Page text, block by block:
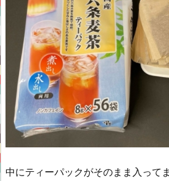
中にティーパックがそのまま入ってま